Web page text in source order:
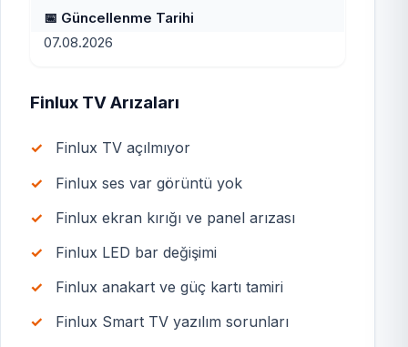
📅 Güncellenme Tarihi
07.08.2026
Finlux TV Arızaları
Finlux TV açılmıyor
Finlux ses var görüntü yok
Finlux ekran kırığı ve panel arızası
Finlux LED bar değişimi
Finlux anakart ve güç kartı tamiri
Finlux Smart TV yazılım sorunları